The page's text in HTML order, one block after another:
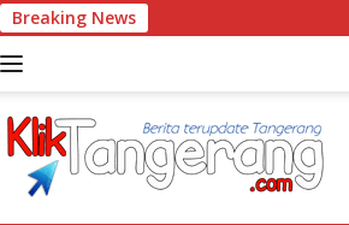
Breaking News